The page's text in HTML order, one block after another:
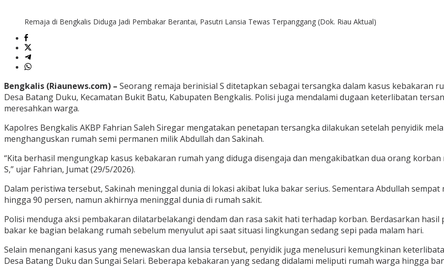
Remaja di Bengkalis Diduga Jadi Pembakar Berantai, Pasutri Lansia Tewas Terpanggang (Dok. Riau Aktual)
Bengkalis (Riaunews.com) – Seorang remaja berinisial S ditetapkan sebagai tersangka dalam kasus kebakaran
Desa Batang Duku, Kecamatan Bukit Batu, Kabupaten Bengkalis. Polisi juga mendalami dugaan keterlibatan
meresahkan warga.
Kapolres Bengkalis AKBP Fahrian Saleh Siregar mengatakan penetapan tersangka dilakukan setelah penyidik
menghanguskan rumah semi permanen milik Abdullah dan Sakinah.
“Kita berhasil mengungkap kasus kebakaran rumah yang diduga disengaja dan mengakibatkan dua orang
S,” ujar Fahrian, Jumat (29/5/2026).
Dalam peristiwa tersebut, Sakinah meninggal dunia di lokasi akibat luka bakar serius. Sementara Abdullah
hingga 90 persen, namun akhirnya meninggal dunia di rumah sakit.
Polisi menduga aksi pembakaran dilatarbelakangi dendam dan rasa sakit hati terhadap korban. Berdasarkan
bakar ke bagian belakang rumah sebelum menyulut api saat situasi lingkungan sedang sepi pada malam hari.
Selain menangani kasus yang menewaskan dua lansia tersebut, penyidik juga menelusuri kemungkinan
Desa Batang Duku dan Sungai Selari. Beberapa kebakaran yang sedang didalami meliputi rumah warga hingga